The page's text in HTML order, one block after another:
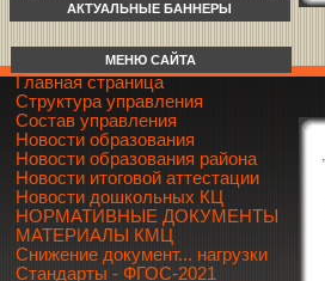
АКТУАЛЬНЫЕ БАННЕРЫ
МЕНЮ САЙТА
Главная страница
Структура управления
Состав управления
Новости образования
Новости образования района
Новости итоговой аттестации
Новости дошкольных КЦ
НОРМАТИВНЫЕ ДОКУМЕНТЫ
МАТЕРИАЛЫ КМЦ
Снижение документ... нагрузки
Стандарты - ФГОС-2021